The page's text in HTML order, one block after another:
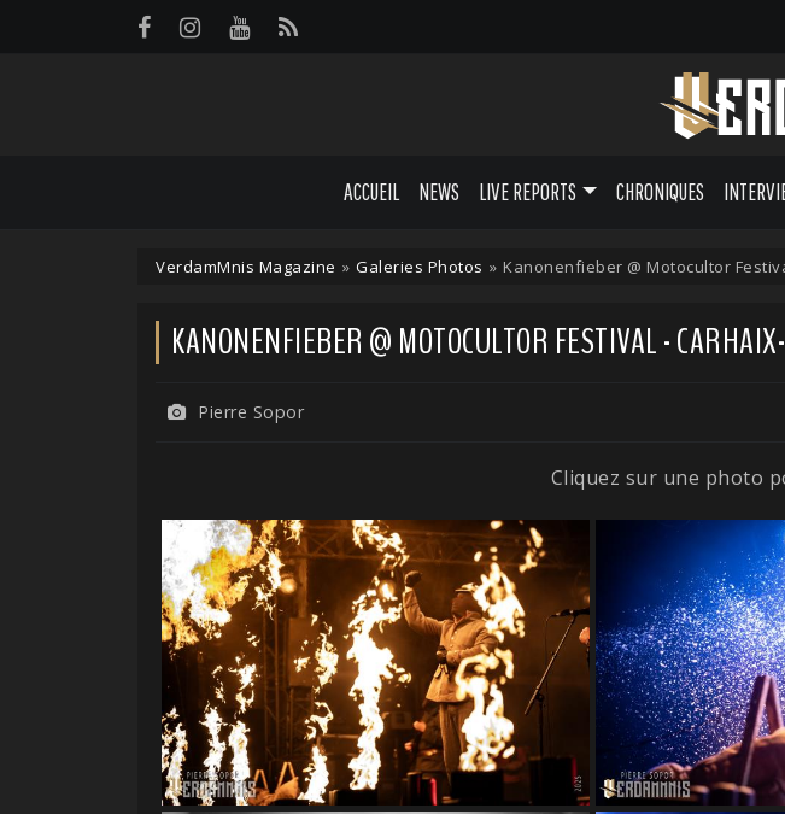
ACCUEIL NEWS LIVE REPORTS CHRONIQUES
VerdamMnis Magazine » Galeries Photos » Kanonenfieber @ Motocultor
KANONENFIEBER @ MOTOCULTOR FESTIVAL -
Pierre Sopor
Cliquez sur une photo
Panneau de gestion des cookies